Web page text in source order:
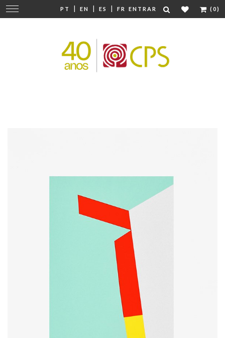
PT | EN | ES | FR ENTRAR (0)
Mudar
navegação